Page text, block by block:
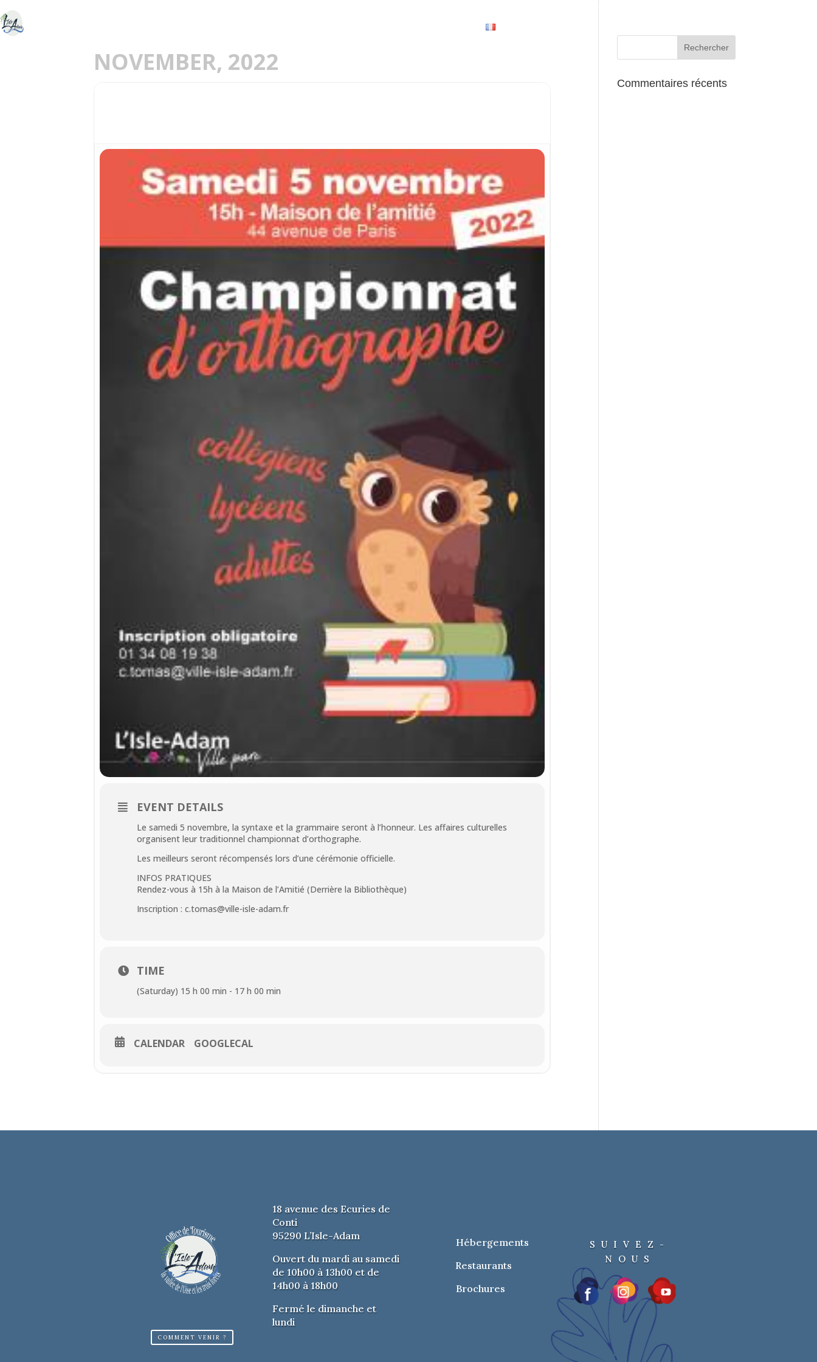
AUX ALENTOURS
NOVEMBER, 2022
EVENT DETAILS
Le samedi 5 novembre, la syntaxe et la grammaire seront à l’honneur. Les affaires culturelles
organisent leur traditionnel championnat d’orthographe.
Les meilleurs seront récompensés lors d’une cérémonie officielle.
INFOS PRATIQUES
Rendez-vous à 15h à la Maison de l’Amitié (Derrière la Bibliothèque)
Inscription : c.tomas@ville-isle-adam.fr
TIME
(Saturday) 15 h 00 min - 17 h 00 min
CALENDAR GOOGLECAL
Commentaires récents
18 avenue des Ecuries de
Conti
95290 L’Isle-Adam
Ouvert du mardi au samedi
de 10h00 à 13h00 et de
14h00 à 18h00
Fermé le dimanche et
lundi
Hébergements
Restaurants
Brochures
SUIVEZ-
NOUS
COMMENT VENIR ?